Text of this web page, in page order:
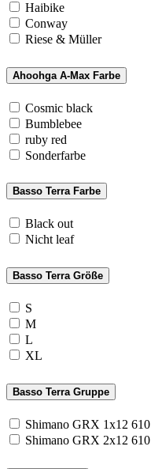
Haibike
Conway
Riese & Müller
Ahoohga A-Max Farbe
Cosmic black
Bumblebee
ruby red
Sonderfarbe
Basso Terra Farbe
Black out
Nicht leaf
Basso Terra Größe
S
M
L
XL
Basso Terra Gruppe
Shimano GRX 1x12 610
Shimano GRX 2x12 610